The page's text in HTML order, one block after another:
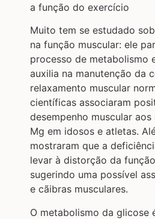
a função do exercício
Muito tem se estudado
na função muscular: ele
processo de metabolismo
auxilia na manutenção da
relaxamento muscular
científicas associaram
desempenho muscular
Mg em idosos e atletas.
mostraram que a
levar à distorção da
sugerindo uma possível
e cãibras musculares.
O metabolismo da glicose